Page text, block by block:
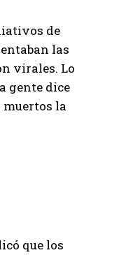
de
las
virales. Lo
gente dice
muertos la
que los